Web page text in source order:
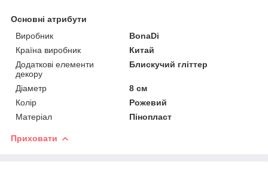
Основні атрибути
Виробник
BonaDi
Країна виробник
Китай
Додаткові елементи
декору
Блискучий гліттер
Діаметр
8 см
Колір
Рожевий
Матеріал
Пінопласт
Приховати